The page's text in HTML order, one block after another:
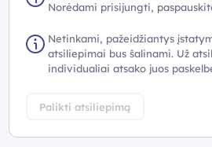
Norėdami prisijungti,
Netinkami, pažeidžiantys
atsiliepimai bus šalinami. Už
individualiai atsako juos
Palikti atsiliepimą